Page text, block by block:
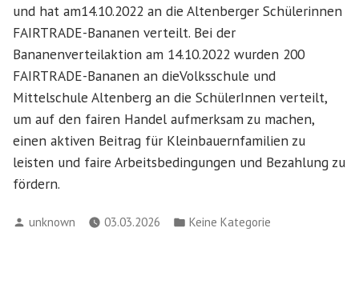
und hat am14.10.2022 an die Altenberger Schülerinnen
FAIRTRADE-Bananen verteilt. Bei der
Bananenverteilaktion am 14.10.2022 wurden 200
FAIRTRADE-Bananen an dieVolksschule und
Mittelschule Altenberg an die SchülerInnen verteilt,
um auf den fairen Handel aufmerksam zu machen,
einen aktiven Beitrag für Kleinbauernfamilien zu
leisten und faire Arbeitsbedingungen und Bezahlung zu
fördern.
Verfasst
unknown 03.03.2026
Veröffentlicht
Keine Kategorie